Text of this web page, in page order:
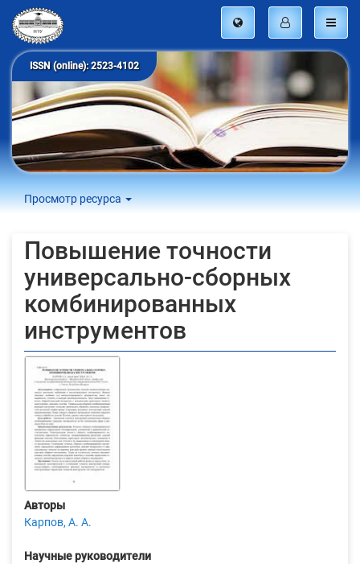
ISSN (online): 2523-4102
Просмотр ресурса
Повышение точности
универсально-сборных
комбинированных
инструментов
Авторы
Карпов, А. А.
Научные руководители